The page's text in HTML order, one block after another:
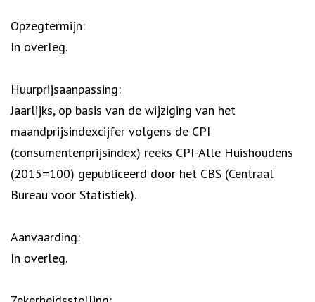
Opzegtermijn:
In overleg.
Huurprijsaanpassing:
Jaarlijks, op basis van de wijziging van het
maandprijsindexcijfer volgens de CPI
(consumentenprijsindex) reeks CPI-Alle Huishoudens
(2015=100) gepubliceerd door het CBS (Centraal
Bureau voor Statistiek).
Aanvaarding:
In overleg.